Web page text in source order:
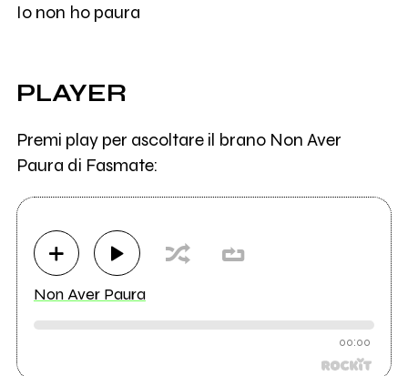
Io non ho paura
PLAYER
Premi play per ascoltare il brano Non Aver
Paura di Fasmate:
Non Aver Paura
00:00